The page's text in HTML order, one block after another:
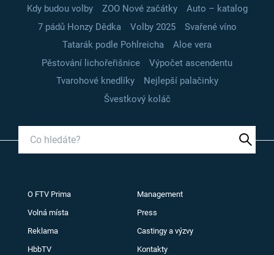
Kdy budou volby
ZOO Nové začátky
Auto – katalog
7 pádů Honzy Dědka
Volby 2025
Svařené víno
Tatarák podle Pohlreicha
Aloe vera
Pěstování lichořeřišnice
Výpočet ascendentu
Tvarohové knedlíky
Nejlepší palačinky
Švestkový koláč
O FTV Prima Management
Volná místa Press
Reklama Castingy a výzvy
HbbTV Kontakty